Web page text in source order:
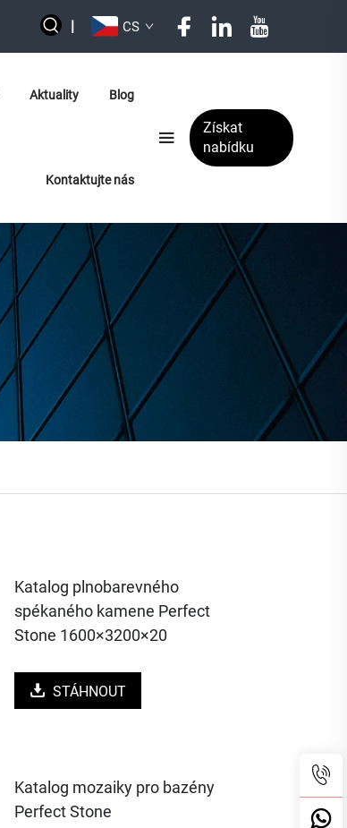
| CS
Aktuality Blog
Kontaktujte nás
Získat
nabídku
Katalog plnobarevného
spékaného kamene Perfect
Stone 1600×3200×20
STÁHNOUT
Katalog mozaiky pro bazény
Perfect Stone